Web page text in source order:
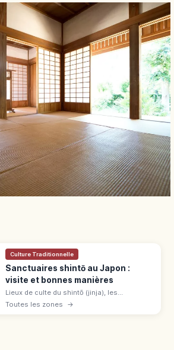
Culture Traditionnelle
Sanctuaires shintō au Japon :
visite et bonnes manières
Lieux de culte du shintō (jinja), les
sanctuaires japonais sont environ 80 000
Toutes les zones →